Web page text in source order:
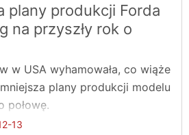
plany produkcji Forda
na przyszły rok o
w USA wyhamowała, co wiąże
plany produkcji modelu
połowę.
13